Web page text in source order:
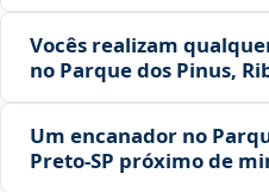
Vocês realizam
no Parque dos Pinus,
Um encanador no
Preto‑SP próximo de